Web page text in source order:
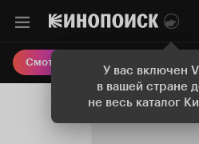
У вас включен
в вашей стране
не весь каталог
Смотреть кино